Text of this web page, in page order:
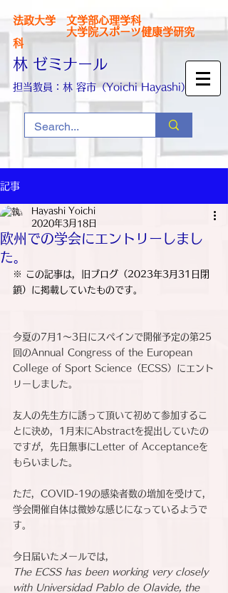
法政大学 文学部心理学科
大学院スポーツ健康学研究
科
林 ゼミナール
担当教員：林 容市（Yoichi Hayashi）
記事
欧州での学会にエントリーしまし
た。
Hayashi Yoichi
2020年3月18日
※ この記事は，旧ブログ（2023年3月31日閉
鎖）に掲載していたものです。
今夏の7月1〜3日にスペインで開催予定の第25
回のAnnual Congress of the European
College of Sport Science（ECSS）にエント
リーしました。
友人の先生方に誘って頂いて初めて参加するこ
とに決め，1月末にAbstractを提出していたの
ですが，先日無事にLetter of Acceptanceを
もらいました。
ただ，COVID-19の感染者数の増加を受けて，
学会開催自体は微妙な感じになっているようで
す。
今日届いたメールでは，
The ECSS has been working very closely
with Universidad Pablo de Olavide, the